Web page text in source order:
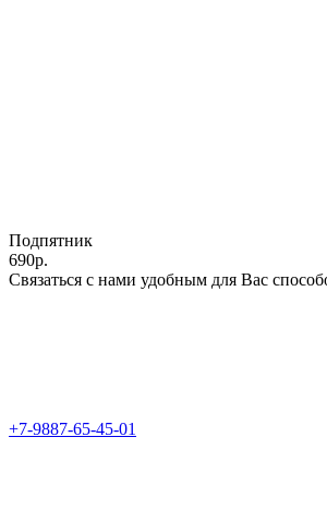
Подпятник
690р.
Связаться с нами удобным для Вас
+7-9887-65-45-01